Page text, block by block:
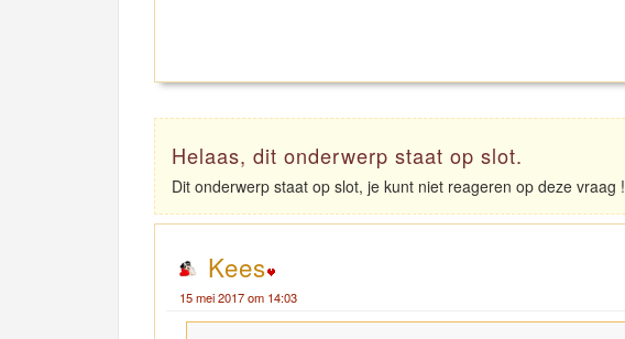
Helaas, dit onderwerp staat op slot.
Dit onderwerp staat op slot, je kunt niet reageren op deze vraag !
Kees
15 mei 2017 om 14:03